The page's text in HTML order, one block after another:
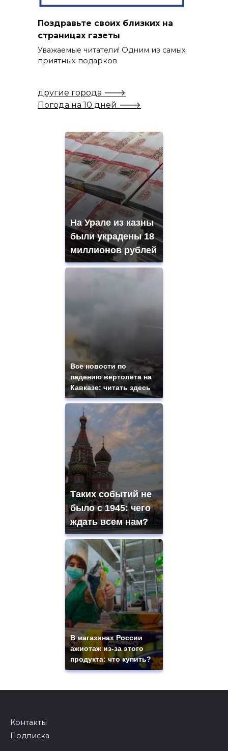
Поздравьте своих близких на
страницах газеты
Уважаемые читатели! Одним из самых
приятных подарков
другие города 🡒
Погода на 10 дней 🡒
На Урале из казны
были украдены 18
миллионов рублей
Все новости по
падению вертолета на
Кавказе: читать здесь
Таких событий не
было с 1945: чего
ждать всем нам?
В магазинах России
ажиотаж из-за этого
продукта: что купить?
Контакты
Подписка